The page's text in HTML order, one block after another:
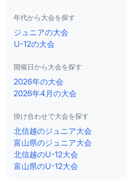
年代から大会を探す
ジュニアの大会
U-12の大会
開催日から大会を探す
2026年の大会
2026年4月の大会
掛け合わせで大会を探す
北信越のジュニア大会
富山県のジュニア大会
北信越のU-12大会
富山県のU-12大会